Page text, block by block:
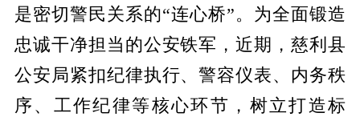
是密切警民关系的“连心桥”。为全面锻造
忠诚干净担当的公安铁军，近期，慈利县
公安局紧扣纪律执行、警容仪表、内务秩
序、工作纪律等核心环节，树立打造标